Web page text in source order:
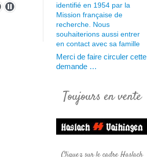
identifié en 1954 par la
Mission française de
recherche. Nous
souhaiterions aussientrer
en contact avec sa famille
Merci de faire circuler cette
demande …
Toujours en vente
Cliquez sur le cadre Haslach